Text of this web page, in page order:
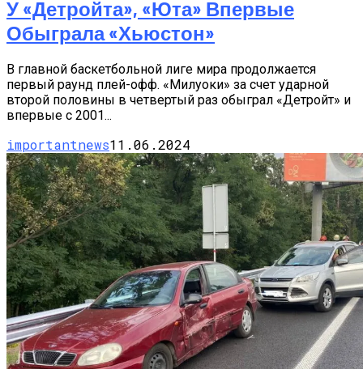
У «Детройта», «Юта» Впервые
Обыграла «Хьюстон»
В главной баскетбольной лиге мира продолжается
первый раунд плей-офф. «Милуоки» за счет ударной
второй половины в четвертый раз обыграл «Детройт» и
впервые с 2001...
importantnews11.06.2024